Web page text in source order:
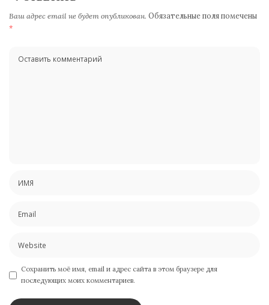
Ваш адрес email не будет опубликован. Обязательные поля помечены
*
Сохранить моё имя, email и адрес сайта в этом браузере для
последующих моих комментариев.